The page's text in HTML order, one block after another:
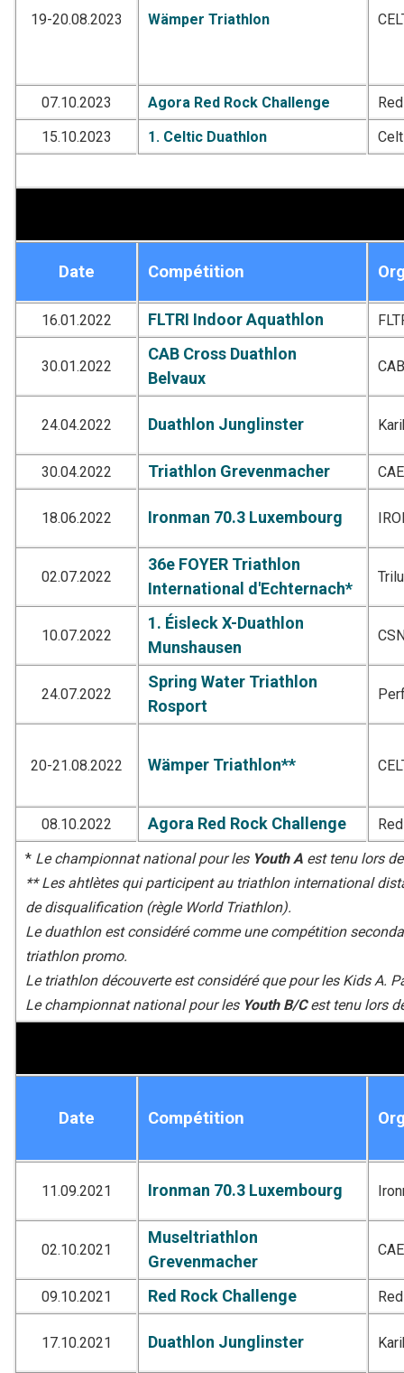
19-20.08.2023 Wämper Triathlon
07.10.2023 Agora Red Rock Challenge
15.10.2023
1. Celtic Duathlon
Date Compétition
16.01.2022 FLTRI Indoor Aquathlon
30.01.2022
CAB Cross Duathlon
Belvaux
CAB
24.04.2022 Duathlon Junglinster
30.04.2022 Triathlon Grevenmacher
18.06.2022 Ironman 70.3 Luxembourg
02.07.2022
36e FOYER Triathlon
International d'Echternach*
10.07.2022
1. Éisleck X-Duathlon
Munshausen
24.07.2022
Spring Water Triathlon
Rosport
20-21.08.2022 Wämper Triathlon**
08.10.2022 Agora Red Rock Challenge
* Le championnat national pour les Youth A est tenu lors
** Les ahtlètes qui participent au triathlon international
de disqualification (règle World Triathlon).
Le duathlon est considéré comme une compétition
triathlon promo.
Le triathlon découverte est considéré que pour les Kids A.
Le championnat national pour les Youth B/Cest tenu lors
Date Compétition
11.09.2021 Ironman 70.3 Luxembourg
02.10.2021
Museltriathlon
Grevenmacher
09.10.2021 Red Rock Challenge
17.10.2021 Duathlon Junglinster